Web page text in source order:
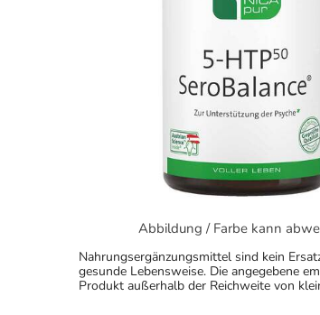
Abbildung / Farbe kann
Nahrungsergänzungsmittel sind kein
gesunde Lebensweise. Die angegebene
Produkt außerhalb der Reichweite von